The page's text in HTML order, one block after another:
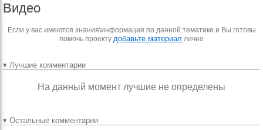
Видео
Если у вас имеются знания\информация по данной тематике и Вы готовы
помочь проекту добавьте материал лично
▾ Лучшие комментарии
На данный момент лучшие не определены
▾ Остальные комментарии